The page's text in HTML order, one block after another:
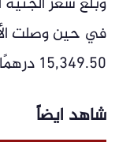
في حين وصلت
15,349.50 درهمًا إماراتيًا.
شاهد ايضاً